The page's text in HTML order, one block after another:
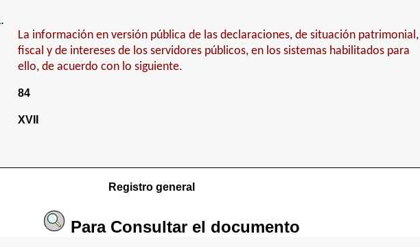
La información en versión pública de las declaraciones, de situación patrimonial,
fiscal y de intereses de los servidores públicos, en los sistemas habilitados para
ello, de acuerdo con lo siguiente.
84
XVII
Registro general
Para Consultarel documento